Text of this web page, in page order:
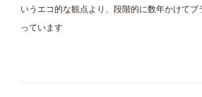
いうエコ的な観点より、段階的に数年かけて
っています